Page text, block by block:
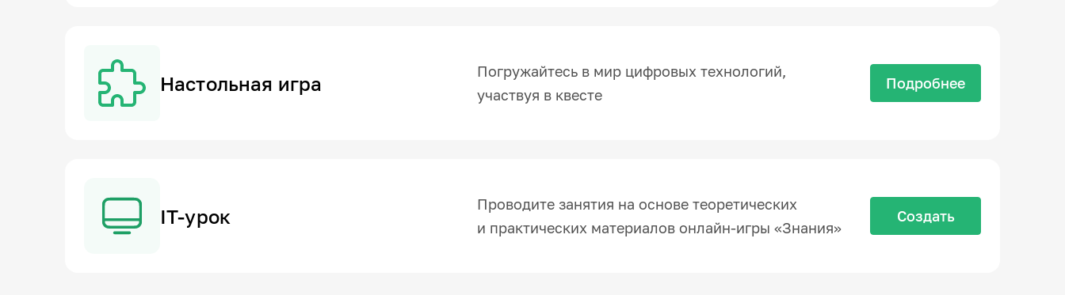
Настольная игра
Погружайтесь в мир цифровых технологий,
участвуя в квесте
Подробнее
IT-урок
Проводите занятия на основе теоретических
и практических материалов онлайн-игры «Знания»
Создать